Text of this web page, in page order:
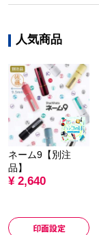
人気商品
ネーム9【別注
品】
¥ 2,640
印面設定